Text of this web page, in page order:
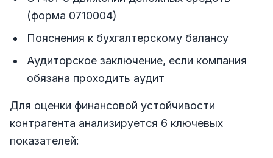
(форма 0710004)
Пояснения к бухгалтерскому балансу
Аудиторское заключение, если компания
обязана проходить аудит
Для оценки финансовой устойчивости
контрагента анализируется 6 ключевых
показателей: